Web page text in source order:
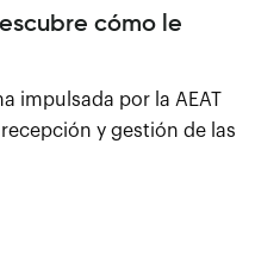
cómo le
impulsada por la AEAT
y gestión de las